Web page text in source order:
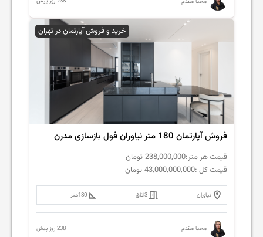
خرید و فروش آپارتمان در تهران
فروش‌ آپارتمان 180 متر نیاوران فول بازسازی مدرن
قیمت هر متر:238,000,000 تومان
قیمت کل :43,000,000,000 تومان
نیاوران 3اتاق 180متر
محیا مقدم 238 روز پیش